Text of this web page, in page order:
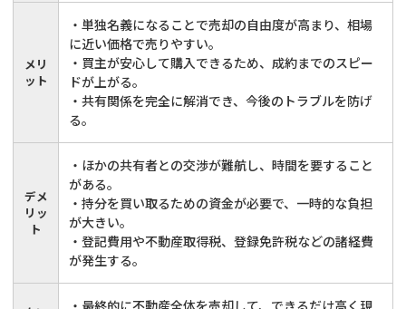
メリ
ット
・単独名義になることで売却の自由度が高まり、相場
に近い価格で売りやすい。
・買主が安心して購入できるため、成約までのスピー
ドが上がる。
・共有関係を完全に解消でき、今後のトラブルを防げ
る。
デメ
リッ
ト
・ほかの共有者との交渉が難航し、時間を要すること
がある。
・持分を買い取るための資金が必要で、一時的な負担
が大きい。
・登記費用や不動産取得税、登録免許税などの諸経費
が発生する。
・最終的に不動産全体を売却して、できるだけ高く現
共有持分の売却でお悩みならこちら